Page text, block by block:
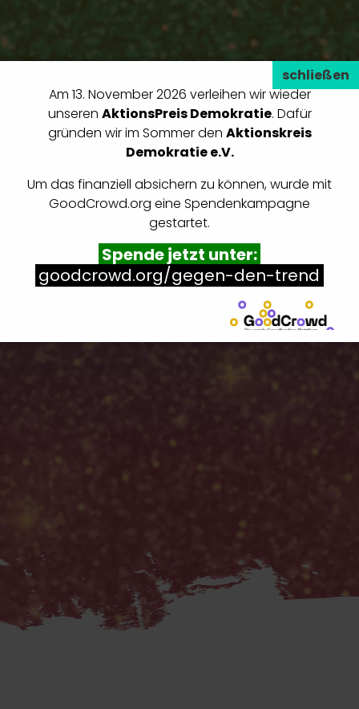
Am 13. November 2026 verleihen wir wieder
unseren AktionsPreis Demokratie. Dafür
gründen wir im Sommer den Aktionskreis
Demokratie e.V.
Um das finanziell absichern zu können, wurde mit
GoodCrowd.org eine Spendenkampagne
gestartet.
Spende jetzt unter:
goodcrowd.org/gegen-den-trend